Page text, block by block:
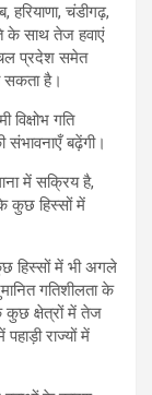
हरियाणा, चंडीगढ़,
के साथ तेज हवाएं
प्रदेश समेत
सकता है।
विक्षोभ गति
बढ़ेंगी।
में सक्रिय है,
कुछ हिस्सों में
हिस्सों में भी अगले
गतिशीलता के
कुछ क्षेत्रों में तेज
राज्यों में